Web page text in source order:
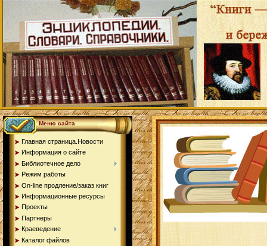
Меню сайта
Главная страница.Новости
Информация о сайте
Библиотечное дело
Режим работы
On-line продление/заказ книг
Информационные ресурсы
Проекты
Партнеры
Краеведение
Каталог файлов